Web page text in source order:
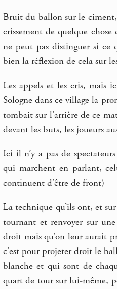
Bruit du ballon sur le
crissement de quelque
ne peut pas distinguer si ce
bien la réflexion de cela sur
Les appels et les cris, mais
Sologne dans ce village la
tombait sur l’arrière de ce
devant les buts, les joueurs
Ici il n’y a pas de
qui marchent en parlant,
continuent d’être de front)
La technique qu’ils ont, et
tournant et renvoyer sur
droit mais qu’on leur aurait
c’est pour projeter droit le
blanche et qui sont de
quart de tour sur lui-même,